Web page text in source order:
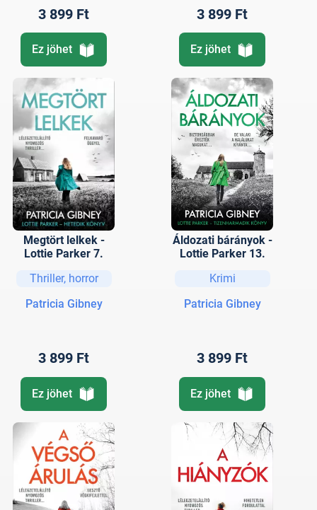
3 899 Ft
Ez jöhet
3 899 Ft
Ez jöhet
Megtört lelkek -
Lottie Parker 7.
Thriller, horror
Patricia Gibney
3 899 Ft
Ez jöhet
Áldozati bárányok -
Lottie Parker 13.
Krimi
Patricia Gibney
3 899 Ft
Ez jöhet